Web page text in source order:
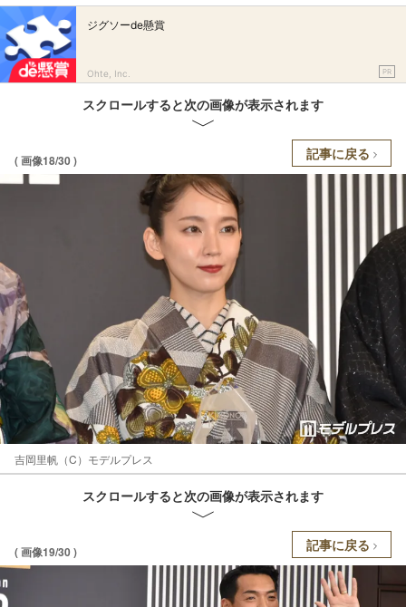
ジグソーde懸賞
Ohte, Inc. PR
スクロールすると次の画像が表示されます
( 画像18/30 ) 記事に戻る
吉岡里帆（C）モデルプレス
スクロールすると次の画像が表示されます
( 画像19/30 ) 記事に戻る